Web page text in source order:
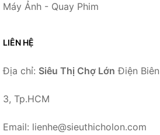
Máy Ảnh - Quay Phim
LIÊN HỆ
Địa chỉ: Siêu Thị Chợ Lớn Điện
3, Tp.HCM
Email: lienhe@sieuthicholon.com